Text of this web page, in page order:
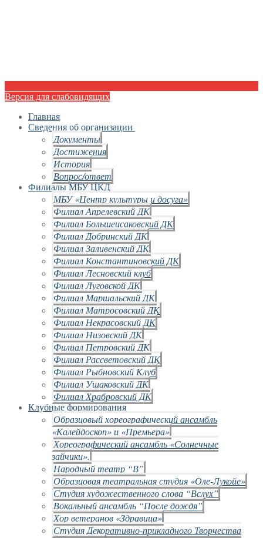
Версия для слабовидящих
Главная
Сведения об организации
Документы
Достижения
История
Вопрос/ответ
Филиалы МБУ ЦКД
МБУ «Центр культуры и досуга»
Филиал Апрелевский ДК
Филиал Большеисаковский ДК
Филиал Добринский ДК
Филиал Заливенский ДК
Филиал Константиновский ДК
Филиал Лесновский клуб
Филиал Луговской ДК
Филиал Маршальский ДК
Филиал Матросовский ДК
Филиал Некрасовский ДК
Филиал Низовский ДК
Филиал Петровский ДК
Филиал Рассветовский ДК
Филиал Рыбновский Клуб
Филиал Ушаковский ДК
Филиал Храбровский ДК
Клубные формирования
Образцовый хореографический ансамбль
«Калейдоскоп» и «Премьера»
Хореографический ансамбль «Солнечные
зайчики».
Народный театр “В”
Образцовая театральная студия «Оле-Лукойе»
Студия художественного слова “Вслух”
Вокальный ансамбль “После дождя”
Хор ветеранов «Здравица»
Студия Декоративно-прикладного Творчества